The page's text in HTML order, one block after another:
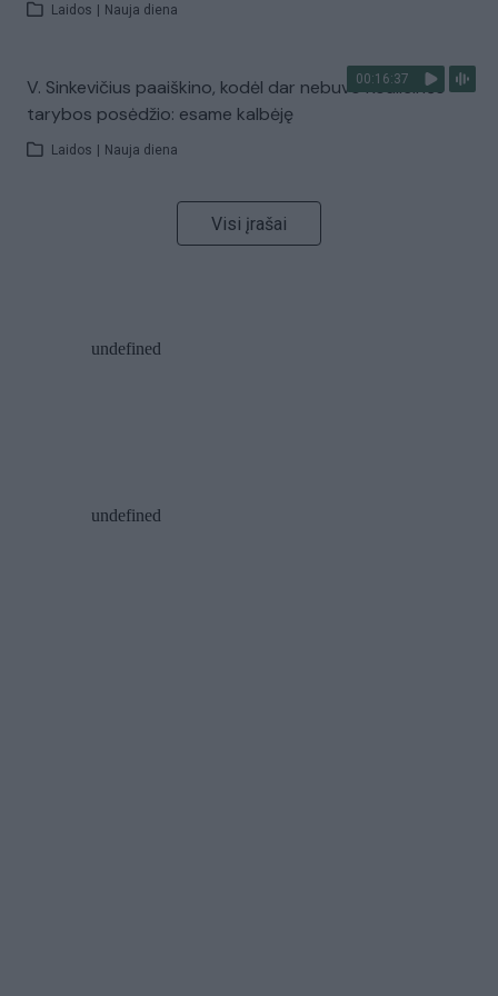
Laidos Nauja diena
00:16:37
V. Sinkevičius paaiškino, kodėl dar nebuvo Koalicinės
tarybos posėdžio: esame kalbėję
Laidos Nauja diena
Visi įrašai